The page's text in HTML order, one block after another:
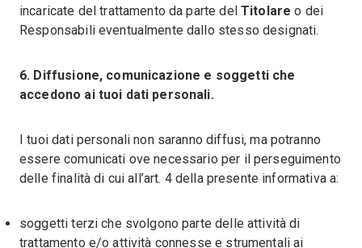
incaricate del trattamento da parte del Titolare o dei
Responsabili eventualmente dallo stesso designati.
6. Diffusione, comunicazione e soggetti che
accedono ai tuoi dati personali.
I tuoi dati personali non saranno diffusi, ma potranno
essere comunicati ove necessario per il perseguimento
delle finalità di cui all’art. 4 della presente informativa a:
soggetti terzi che svolgono parte delle attività di
trattamento e/o attività connesse e strumentali ai